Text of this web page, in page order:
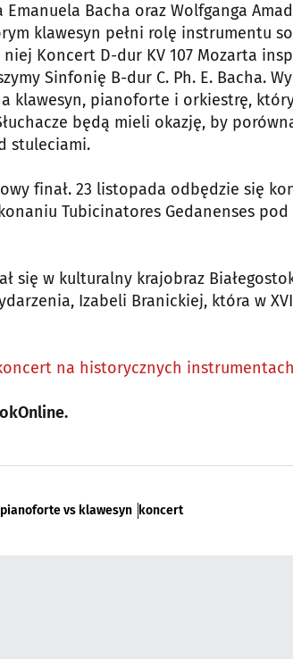
Bacha oraz Wolfganga
klawesyn pełni rolę instrumentu
Koncert D-dur KV 107 Mozarta
Sinfonię B-dur C. Ph. E. Bacha.
klawesyn, pianoforte i orkiestrę,
będą mieli okazję, by
stuleciami.
finał. 23 listopada odbędzie się
Tubicinatores Gedanenses pod
się w kulturalny krajobraz
Izabeli Branickiej, która w
na historycznych
pianoforte vs klawesyn koncert